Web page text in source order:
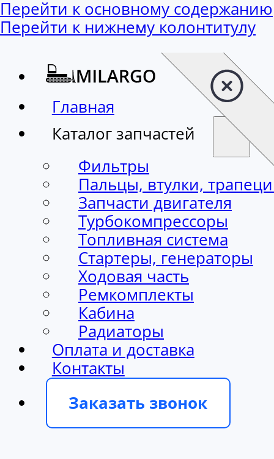
Перейти к основному содержанию
Перейти к нижнему колонтитулу
Главная
Каталог запчастей
Фильтры
Пальцы, втулки,
Запчасти двигателя
Турбокомпрессоры
Топливная система
Стартеры, генераторы
Ходовая часть
Ремкомплекты
Кабина
Радиаторы
Оплата и доставка
Контакты
Заказать звонок